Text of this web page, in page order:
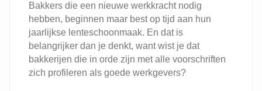
Bakkers die een nieuwe werkkracht nodig
hebben, beginnen maar best op tijd aan hun
jaarlijkse lenteschoonmaak. En dat is
belangrijker dan je denkt, want wist je dat
bakkerijen die in orde zijn met alle voorschriften
zich profileren als goede werkgevers?